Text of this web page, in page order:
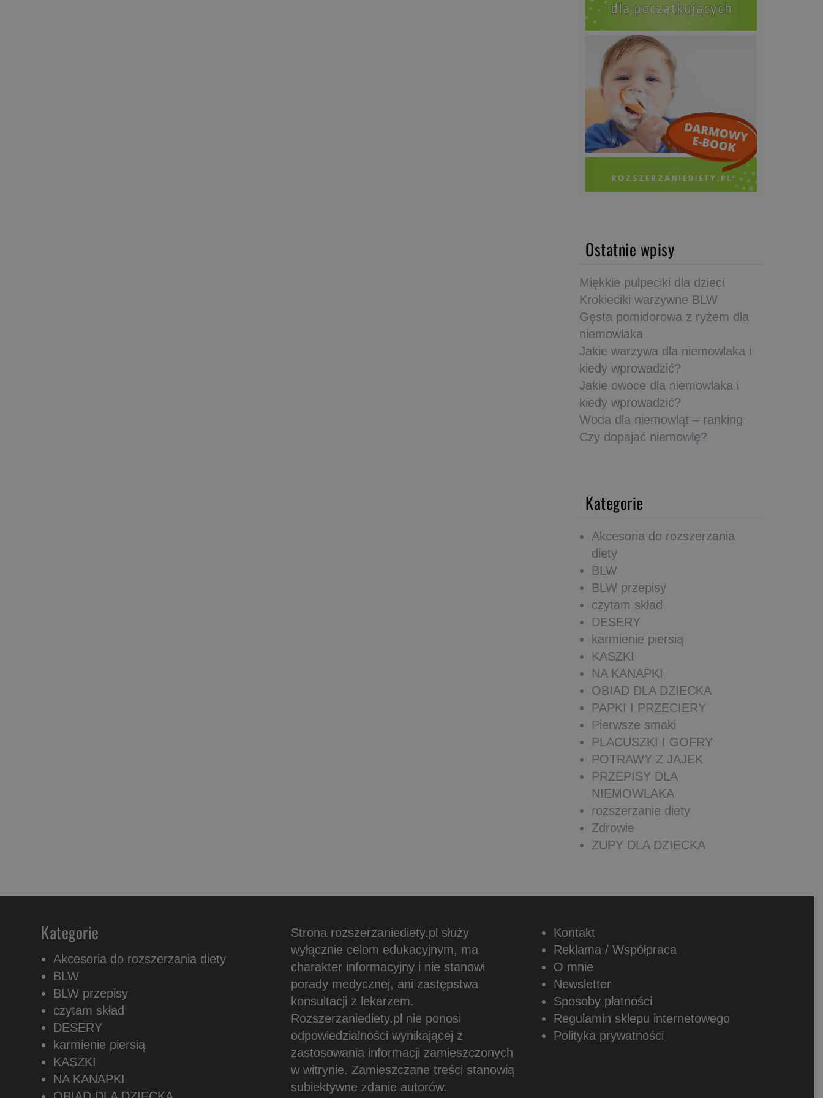
Ostatnie wpisy
Miękkie pulpeciki dla dzieci
Krokieciki warzywne BLW
Gęsta pomidorowa z ryżem dla
niemowlaka
Jakie warzywa dla niemowlaka i
kiedy wprowadzić?
Jakie owoce dla niemowlaka i
kiedy wprowadzić?
Woda dla niemowląt – ranking
Czy dopajać niemowlę?
Kategorie
Akcesoria do rozszerzania
diety
BLW
BLW przepisy
czytam skład
DESERY
karmienie piersią
KASZKI
NA KANAPKI
OBIAD DLA DZIECKA
PAPKI I PRZECIERY
Pierwsze smaki
PLACUSZKI I GOFRY
POTRAWY Z JAJEK
PRZEPISY DLA
NIEMOWLAKA
rozszerzanie diety
Zdrowie
ZUPY DLA DZIECKA
Kategorie
Akcesoria do rozszerzania diety
BLW
BLW przepisy
czytam skład
DESERY
karmienie piersią
KASZKI
NA KANAPKI
Strona rozszerzaniediety.pl służy
wyłącznie celom edukacyjnym, ma
charakter informacyjny i nie stanowi
porady medycznej, ani zastępstwa
konsultacji z lekarzem.
Rozszerzaniediety.pl nie ponosi
odpowiedzialności wynikającej z
zastosowania informacji zamieszczonych
w witrynie. Zamieszczane treści stanowią
subiektywne zdanie autorów.
Kontakt
Reklama / Współpraca
O mnie
Newsletter
Sposoby płatności
Regulamin sklepu internetowego
Polityka prywatności